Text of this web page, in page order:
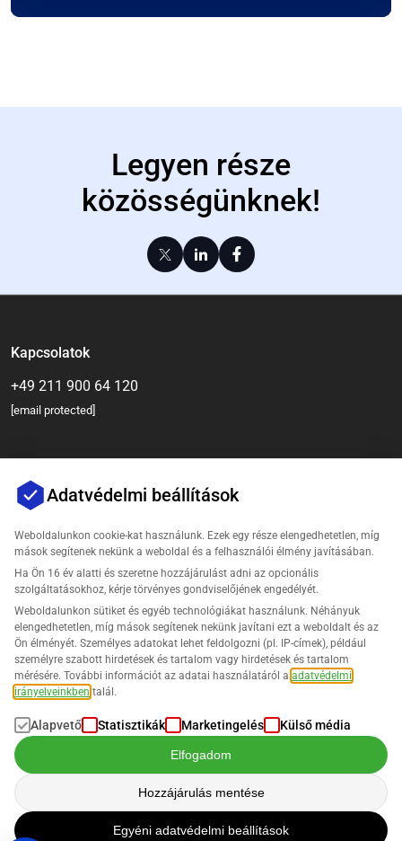
Legyen része
közösségünknek!
Kapcsolatok
+49 211 900 64 120
[email protected]
Vállalat
Támogatás
Megoldások az Amazon számára
Az adatok feldolgozása a Adatvédelmi Szabályzatunk
Adatvédelmi beállítások
Weboldalunkon cookie-kat használunk. Ezek egy része elengedhetetlen, míg
mások segítenek nekünk a weboldal és a felhasználói élmény javításában.
Ha Ön 16 év alatti és szeretne hozzájárulást adni az opcionális
szolgáltatásokhoz, kérje törvényes gondviselőjének engedélyét.
Weboldalunkon sütiket és egyéb technológiákat használunk. Néhányuk
elengedhetetlen, míg mások segítenek nekünk javítani ezt a weboldalt és az
Ön élményét. Személyes adatokat lehet feldolgozni (pl. IP-címek), például
személyre szabott hirdetések és tartalom vagy hirdetések és tartalom
mérésére. További információt az adatai használatáról a adatvédelmi
irányelveinkben talál.
Alapvető Statisztikák Marketingelés Külső média
Elfogadom
Hozzájárulás mentése
Egyéni adatvédelmi beállítások